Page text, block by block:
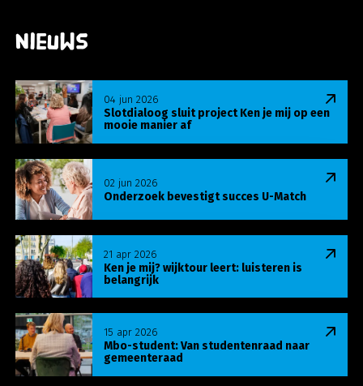
Nieuws
Slotdialoog sluit project Ken je mij op een
mooie manier af
04 jun 2026
Lees meer over Slotdialoog sluit project Ken je
Onderzoek bevestigt succes U-Match
02 jun 2026
Lees meer over Onderzoek bevestigt succes U-
Ken je mij? wijktour leert: luisteren is
belangrijk
21 apr 2026
Lees meer over Ken je mij? wijktour leert:
Mbo-student: Van studentenraad naar
gemeenteraad
15 apr 2026
Lees meer over Mbo-student: Van